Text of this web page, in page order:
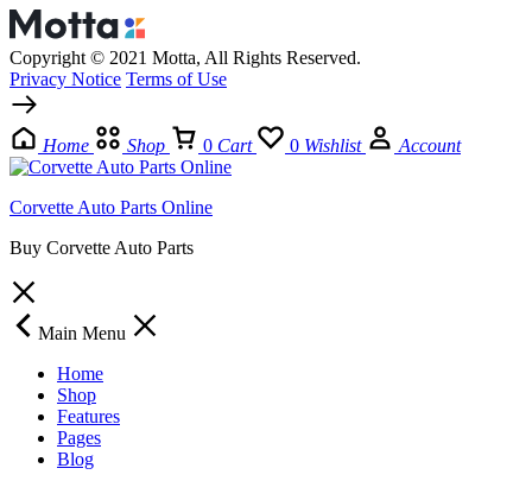
Copyright © 2021 Motta, All Rights Reserved.
Privacy Notice Terms of Use
Home Shop 0 Cart 0 Wishlist Account
Corvette Auto Parts Online
Buy Corvette Auto Parts
Main Menu
Home
Shop
Features
Pages
Blog